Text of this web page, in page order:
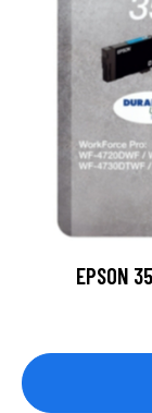
EPSON